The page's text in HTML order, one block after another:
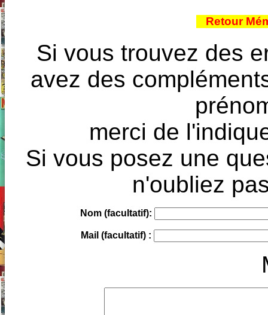
Retour
Si vous trouvez des
avez des
merci de
Si vous posez une
n'oubliez
Nom (facultatif):
Mail (facultatif) :